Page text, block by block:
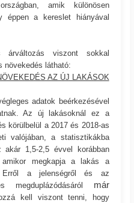
amik különösen
éppen a kereslet hiányával
viszont sokkal
növekedés látható:
AZ ÚJ LAKÁSOK
adatok beérkezésével
Az új lakásoknál ez a
körülbelül a 2017 és 2018-as
valójában, a statisztikákba
1,5-2,5 évvel korábban
amikor megkapja a lakás a
Erről a jelenségről és az
megduplázódásáról már
kell viszont tenni, hogy